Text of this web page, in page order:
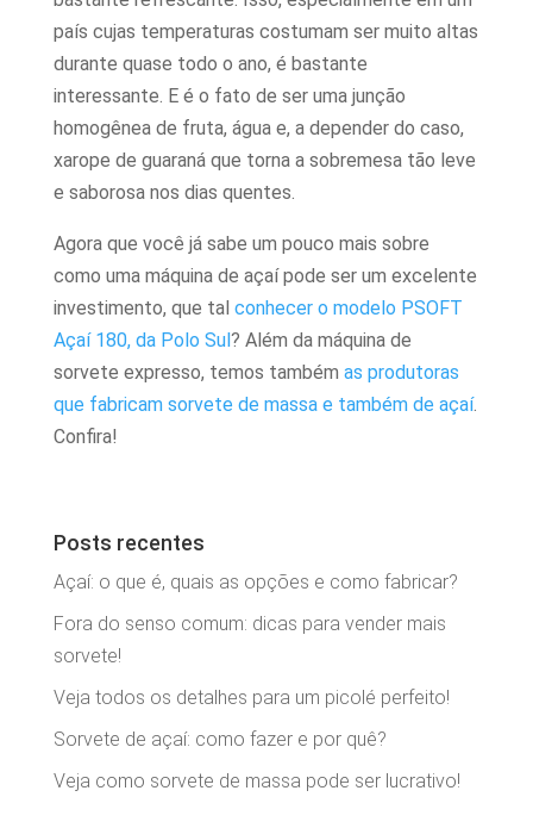
país cujas temperaturas costumam ser muito altas
durante quase todo o ano, é bastante
interessante. E é o fato de ser uma junção
homogênea de fruta, água e, a depender do caso,
xarope de guaraná que torna a sobremesa tão leve
e saborosa nos dias quentes.
Agora que você já sabe um pouco mais sobre
como uma máquina de açaí pode ser um excelente
investimento, que tal conhecer o modelo PSOFT
Açaí 180, da Polo Sul? Além da máquina de
sorvete expresso, temos também as produtoras
que fabricam sorvete de massa e também de açaí.
Confira!
Posts recentes
Açaí: o que é, quais as opções e como fabricar?
Fora do senso comum: dicas para vender mais
sorvete!
Veja todos os detalhes para um picolé perfeito!
Sorvete de açaí: como fazer e por quê?
Veja como sorvete de massa pode ser lucrativo!